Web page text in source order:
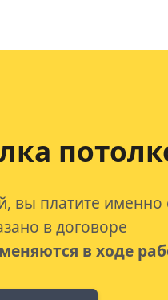
вы платите именно
в договоре
в ходе